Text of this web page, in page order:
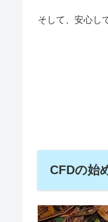
そして、安心し
CFDの始